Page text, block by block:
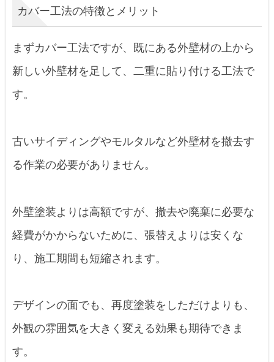
カバー工法の特徴とメリット
まずカバー工法ですが、既にある外壁材の上から
新しい外壁材を足して、二重に貼り付ける工法で
す。
古いサイディングやモルタルなど外壁材を撤去す
る作業の必要がありません。
外壁塗装よりは高額ですが、撤去や廃棄に必要な
経費がかからないために、張替えよりは安くな
り、施工期間も短縮されます。
デザインの面でも、再度塗装をしただけよりも、
外観の雰囲気を大きく変える効果も期待できま
す。